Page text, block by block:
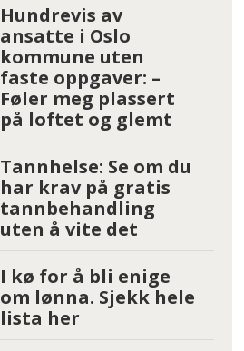
Hundrevis av
ansatte i Oslo
kommune uten
faste oppgaver: –
Føler meg plassert
på loftet og glemt
Tannhelse: Se om du
har krav på gratis
tannbehandling
uten å vite det
I kø for å bli enige
om lønna. Sjekk hele
lista her